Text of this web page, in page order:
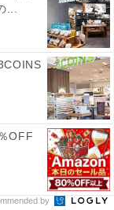
...
OFF
by